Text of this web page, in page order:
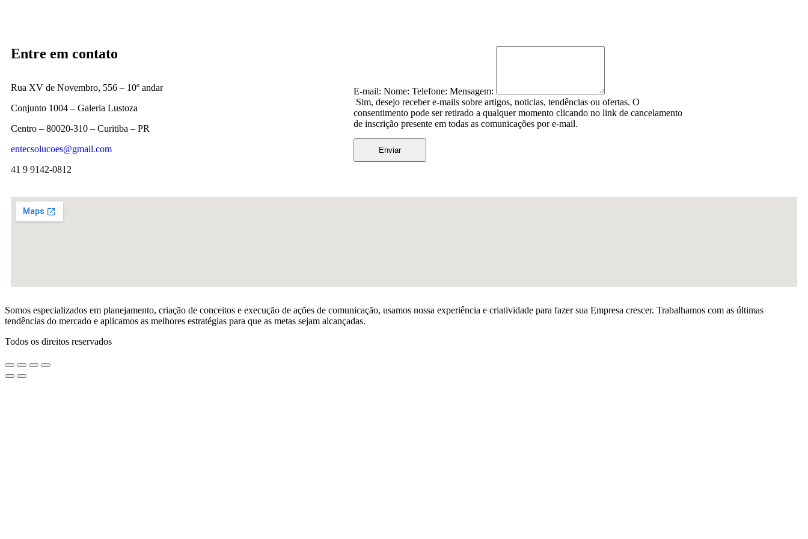
Entre em contato
Rua XV de Novembro, 556 – 10º andar
Conjunto 1004 – Galeria Lustoza
Centro – 80020-310 – Curitiba – PR
entecsolucoes@gmail.com
41 9 9142-0812
E-mail: Nome: Telefone: Mensagem:
Sim, desejo receber e-mails sobre artigos, noticias, tendências ou ofertas. O
consentimento pode ser retirado a qualquer momento clicando no link de cancelamento
de inscrição presente em todas as comunicações por e-mail.
Enviar
Somos especializados em planejamento, criação de conceitos e execução de ações de comunicação, usamos nossa experiência e criatividade para fazer sua Empresa crescer. Trabalhamos com as últimas
tendências do mercado e aplicamos as melhores estratégias para que as metas sejam alcançadas.
Todos os direitos reservados